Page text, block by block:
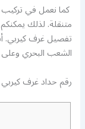
كما نعمل في
متنقلة. لذلك
تفصيل غرف كيربي.
الشعب البحري وعلى
رقم حداد غرف